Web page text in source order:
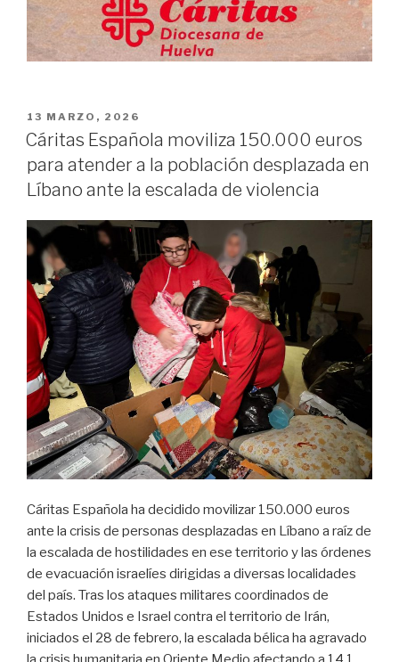
PUBLICADO
EN
13 MARZO, 2026
Cáritas Española moviliza 150.000 euros
para atender a la población desplazada en
Líbano ante la escalada de violencia
Cáritas Española ha decidido movilizar 150.000 euros
ante la crisis de personas desplazadas en Líbano a raíz de
la escalada de hostilidades en ese territorio y las órdenes
de evacuación israelíes dirigidas a diversas localidades
del país. Tras los ataques militares coordinados de
Estados Unidos e Israel contra el territorio de Irán,
iniciados el 28 de febrero, la escalada bélica ha agravado